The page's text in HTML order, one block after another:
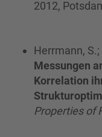
2012,
Herrmann, S.;
Messungen
Korrelation
Properties of